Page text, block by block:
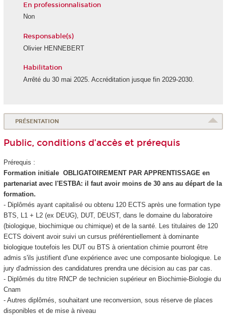
En professionnalisation
Non
Responsable(s)
Olivier HENNEBERT
Habilitation
Arrêté du 30 mai 2025. Accréditation jusque fin 2029-2030.
PRÉSENTATION
Public, conditions d’accès et prérequis
Prérequis :
Formation initiale OBLIGATOIREMENT PAR APPRENTISSAGE en
partenariat avec l'ESTBA: il faut avoir moins de 30 ans au départ de la
formation.
- Diplômés ayant capitalisé ou obtenu 120 ECTS après une formation type
BTS, L1 + L2 (ex DEUG), DUT, DEUST, dans le domaine du laboratoire
(biologique, biochimique ou chimique) et de la santé. Les titulaires de 120
ECTS doivent avoir suivi un cursus préférentiellement à dominante
biologique toutefois les DUT ou BTS à orientation chimie pourront être
admis s'ils justifient d'une expérience avec une composante biologique. Le
jury d'admission des candidatures prendra une décision au cas par cas.
- Diplômés du titre RNCP de technicien supérieur en Biochimie-Biologie du
Cnam
- Autres diplômés, souhaitant une reconversion, sous réserve de places
disponibles et de mise à niveau